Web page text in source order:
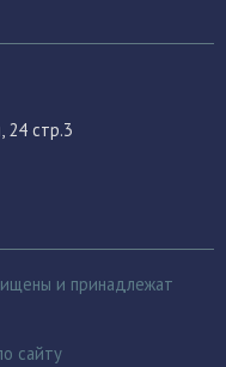
24 стр.3
и принадлежат
сайту